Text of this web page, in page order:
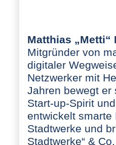
Matthias „Metti“
Mitgründer von
digitaler
Netzwerker mit
Jahren bewegt er
Start-up-Spirit
entwickelt smarte
Stadtwerke und
Stadtwerke“ &